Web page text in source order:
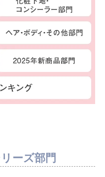
ーズ部門